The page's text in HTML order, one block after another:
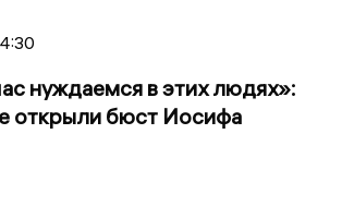
нуждаемся в этих людях»:
открыли бюст Иосифа